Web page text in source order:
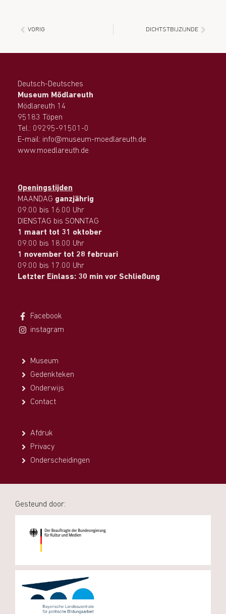
VORIG DICHTSTBIJZIJNDE
Deutsch-Deutsches
Museum Mödlareuth
Mödlareuth 14
95183 Töpen
Tel.: 09295-91501-0
E-mail: info@museum-moedlareuth.de
www.moedlareuth.de
Openingstijden
MAANDAG ganzjährig
09.00 bis 16.00 Uhr
DIENSTAG bis SONNTAG
1 maart tot 31 oktober
09.00 bis 18.00 Uhr
1 november tot 28 februari
09.00 bis 17.00 Uhr
Letzter Einlass: 30 min vor Schließung
Facebook
instagram
Museum
Gedenkteken
Onderwijs
Contact
Afdruk
Privacy
Onderscheidingen
Gesteund door: